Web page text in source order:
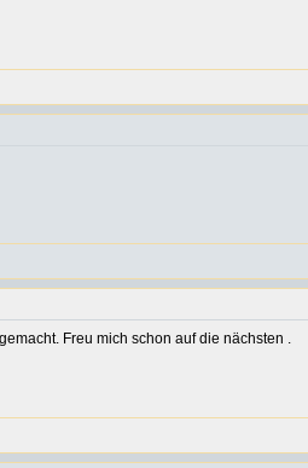
Freu mich schon auf die nächsten .